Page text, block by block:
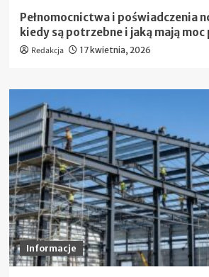
Pełnomocnictwa i poświadczenia
kiedy są potrzebne i jaką mają moc
Redakcja 17 kwietnia, 2026
Informacje